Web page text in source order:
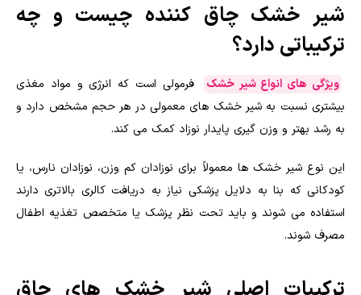
شیر خشک چاق کننده چیست و چه
ترکیباتی دارد؟
ویژگی های انواع شیر خشک
فرمولی است که انرژی و مواد مغذی
بیشتری نسبت به شیر خشک های معمولی در هر حجم مشخص دارد و
به رشد بهتر و وزن گیری پایدار نوزاد کمک می کند.
این نوع شیر خشک ها معمولاً برای نوزادان کم وزن، نوزادان نارس، یا
کودکانی که بنا به دلایل پزشکی نیاز به دریافت کالری بالاتری دارند
استفاده می شوند و باید تحت نظر پزشک یا متخصص تغذیه اطفال
مصرف شوند.